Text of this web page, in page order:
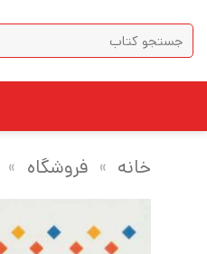
content
جستجو
برای:
خانه » فروشگاه »